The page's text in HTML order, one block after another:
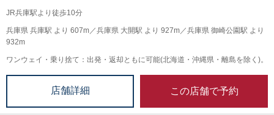
JR兵庫駅より徒歩10分
兵庫県 兵庫駅 より 607m／兵庫県 大開駅 より 927m／兵庫県 御崎公園駅 より
932m
ワンウェイ・乗り捨て：出発・返却ともに可能(北海道・沖縄県・離島を除く)。
店舗詳細 この店舗で予約